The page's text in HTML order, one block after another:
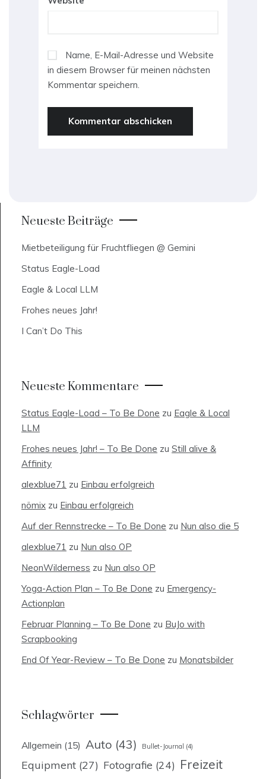
Name, E-Mail-Adresse und Website
in diesem Browser für meinen nächsten
Kommentar speichern.
Neueste Beiträge
Mietbeteiligung für Fruchtfliegen @ Gemini
Status Eagle-Load
Eagle & Local LLM
Frohes neues Jahr!
I Can’t Do This
Neueste Kommentare
Status Eagle-Load – To Be Done zu Eagle & Local
LLM
Frohes neues Jahr! – To Be Done zu Still alive &
Affinity
alexblue71 zu Einbau erfolgreich
nömix zu Einbau erfolgreich
Auf der Rennstrecke – To Be Done zu Nun also die 5
alexblue71 zu Nun also OP
NeonWilderness zu Nun also OP
Yoga-Action Plan – To Be Done zu Emergency-
Actionplan
Februar Planning – To Be Done zu BuJo with
Scrapbooking
End Of Year-Review – To Be Done zu Monatsbilder
Schlagwörter
Allgemein (15) Auto (43) Bullet-Journal (4)
Equipment (27) Fotografie (24) Freizeit